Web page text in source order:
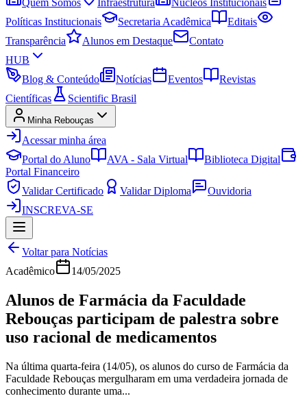
Quem Somos
Infraestrutura
Núcleos Institucionais
Políticas Institucionais
Secretaria Acadêmica
Editais
Transparência
Alunos em Destaque
Contato
HUB
Blog & Conteúdo
Notícias Eventos
Revistas
Científicas
Scientific Brasil
Minha Rebouças
Acessar minha área
Portal do Aluno
AVA - Sala Virtual
Biblioteca Digital
Portal Financeiro
Validar Certificado
Validar Diploma
Ouvidoria
INSCREVA-SE
Voltar para Notícias
Acadêmico
14/05/2025
Alunos de Farmácia da Faculdade
Rebouças participam de palestra sobre
uso racional de medicamentos
Na última quarta-feira (14/05), os alunos do curso de Farmácia da
Faculdade Rebouças mergulharam em uma verdadeira jornada de
conhecimento durante uma...